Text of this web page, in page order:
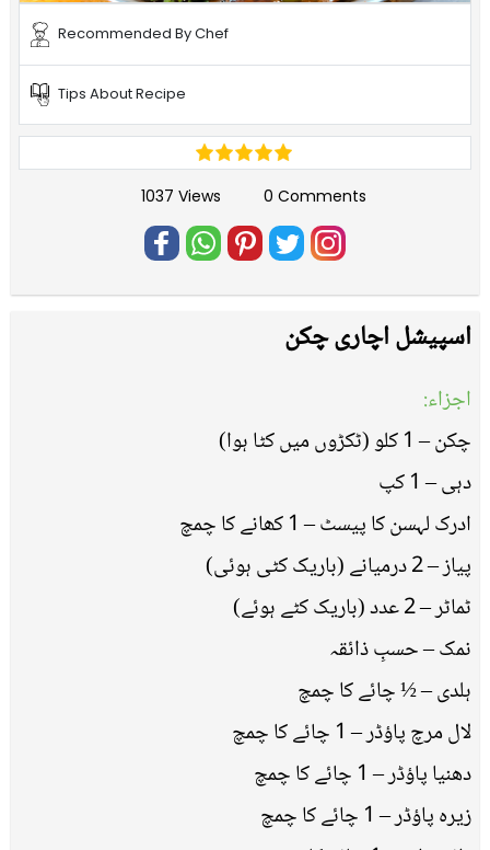
Recommended By Chef
Tips About Recipe
1037 Views 0 Comments
اسپیشل اچاری چکن
اجزاء:
چکن – 1 کلو (ٹکڑوں میں کٹا ہوا)
دہی – 1 کپ
ادرک لہسن کا پیسٹ – 1 کھانے کا چمچ
پیاز – 2 درمیانے (باریک کٹی ہوئی)
ٹماٹر – 2 عدد (باریک کٹے ہوئے)
نمک – حسبِ ذائقہ
ہلدی – ½ چائے کا چمچ
لال مرچ پاؤڈر – 1 چائے کا چمچ
دھنیا پاؤڈر – 1 چائے کا چمچ
زیرہ پاؤڈر – 1 چائے کا چمچ